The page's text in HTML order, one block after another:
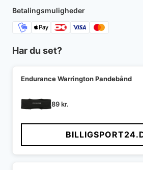
799 kr..
Betalingsmuligheder
Har du set?
Endurance Warrington Pandebånd
89kr.